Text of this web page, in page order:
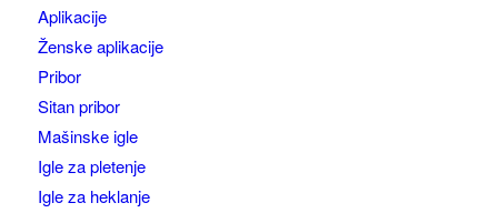
Aplikacije
Ženske aplikacije
Pribor
Sitan pribor
Mašinske igle
Igle za pletenje
Igle za heklanje